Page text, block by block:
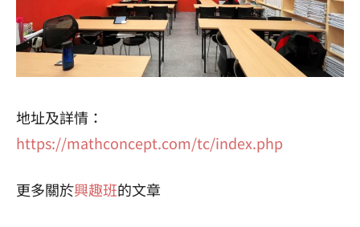
地址及詳情：
https://mathconcept.com/tc/index.php
更多關於興趣班的文章